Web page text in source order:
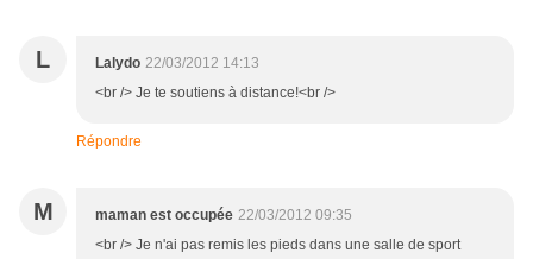
L Lalydo 22/03/2012 14:13
<br /> Je te soutiens à distance!<br />
Répondre
M maman est occupée 22/03/2012 09:35
<br /> Je n'ai pas remis les pieds dans une salle de sport